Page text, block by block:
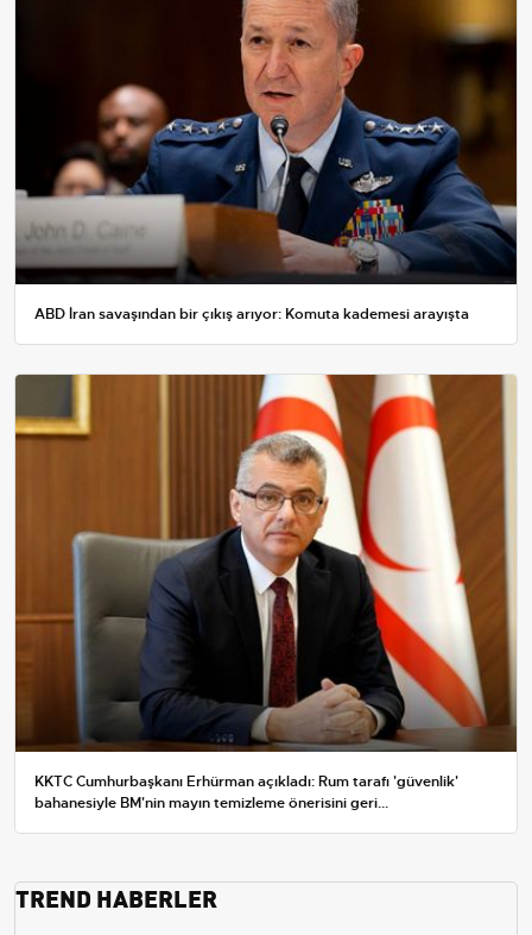
ABD İran savaşından bir çıkış arıyor: Komuta kademesi arayışta
KKTC Cumhurbaşkanı Erhürman açıkladı: Rum tarafı 'güvenlik'
bahanesiyle BM'nin mayın temizleme önerisini geri...
TREND HABERLER